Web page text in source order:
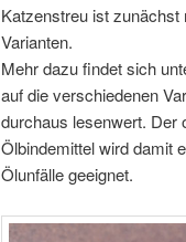
Katzenstreu ist zunächst
Varianten.
Mehr dazu findet sich
auf die verschiedenen
durchaus lesenwert. Der
Ölbindemittel wird damit
Ölunfälle geeignet.